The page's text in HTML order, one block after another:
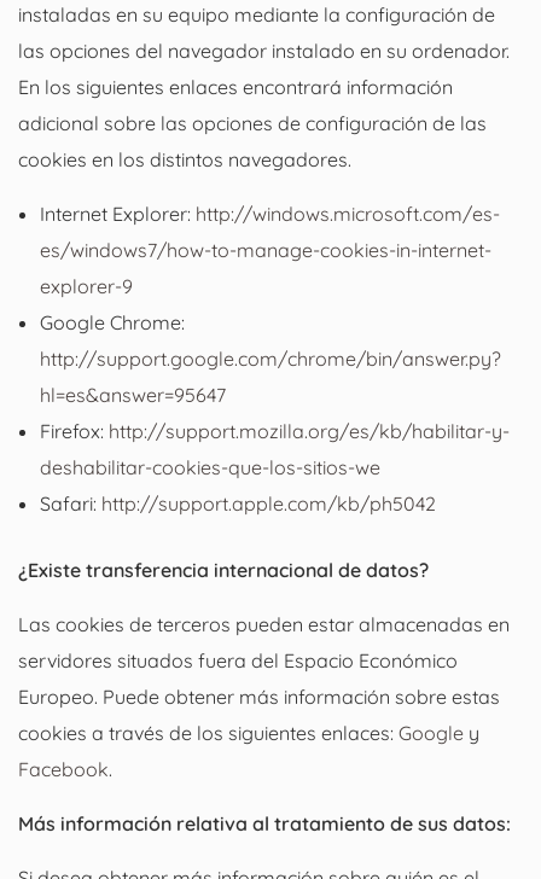
instaladas en su equipo mediante la configuración de
las opciones del navegador instalado en su ordenador.
En los siguientes enlaces encontrará información
adicional sobre las opciones de configuración de las
cookies en los distintos navegadores.
Internet Explorer: http://windows.microsoft.com/es-
es/windows7/how-to-manage-cookies-in-internet-
explorer-9
Google Chrome:
http://support.google.com/chrome/bin/answer.py?
hl=es&answer=95647
Firefox: http://support.mozilla.org/es/kb/habilitar-y-
deshabilitar-cookies-que-los-sitios-we
Safari: http://support.apple.com/kb/ph5042
¿Existe transferencia internacional de datos?
Las cookies de terceros pueden estar almacenadas en
servidores situados fuera del Espacio Económico
Europeo. Puede obtener más información sobre estas
cookies a través de los siguientes enlaces: Google y
Facebook.
Más información relativa al tratamiento de sus datos: